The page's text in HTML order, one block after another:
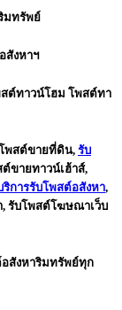
มทรัพย์
สังหาฯ
ต์ทาวน์โฮม โพสต์ทา
พสต์ขายที่ดิน,รับ
ขายทาวน์เฮ้าส์,
ริการรับโพสต์อสังหา,
, รับโพสต์โฆษณาเว็บ
อสังหาริมทรัพย์ทุก